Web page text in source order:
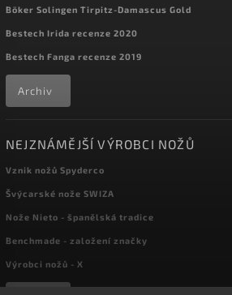
Böker Solingen Tirpitz-Damascus Gold
Bestech Irida recenze 2020
Bestech Fanga recenze 2019
Archiv
NEJZNÁMĚJŠÍ VÝROBCI NOŽŮ
Vznik nožů Spyderco
Švýcarské nože SWIZA
Nože Nieto - španělská tradice
Benchmade - založení značky
Výrobci nožů - X